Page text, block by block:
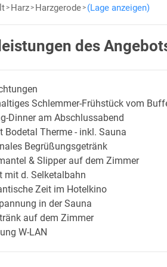
Harz Harzgerode (Lage anzeigen)
des
Schlemmer-Frühstück vom
Dinner am Abschlussabend
Bodetal Therme - inkl. Sauna
Begrüßungsgetränk
& Slipper auf dem Zimmer
mit d. Selketalbahn
Zeit im Hotelkino
in der Sauna
auf dem Zimmer
W-LAN